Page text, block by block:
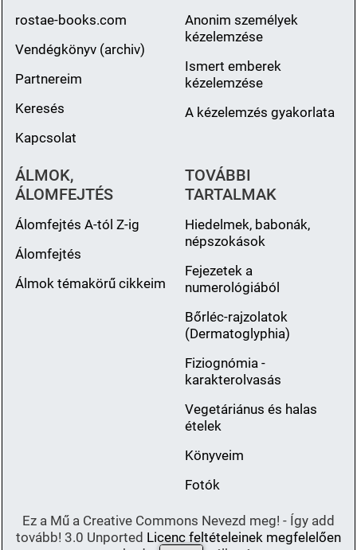
rostae-books.com
Vendégkönyv (archiv)
Partnereim
Keresés
Kapcsolat
Anonim személyek
kézelemzése
Ismert emberek
kézelemzése
A kézelemzés gyakorlata
ÁLMOK,
ÁLOMFEJTÉS
Álomfejtés A-tól Z-ig
Álomfejtés
Álmok témakörű cikkeim
TOVÁBBI
TARTALMAK
Hiedelmek, babonák,
népszokások
Fejezetek a
numerológiából
Bőrléc-rajzolatok
(Dermatoglyphia)
Fiziognómia -
karakterolvasás
Vegetáriánus és halas
ételek
Könyveim
Fotók
Ez a Mű a Creative Commons Nevezd meg! - Így add
tovább! 3.0 Unported Licenc feltételeinek megfelelően